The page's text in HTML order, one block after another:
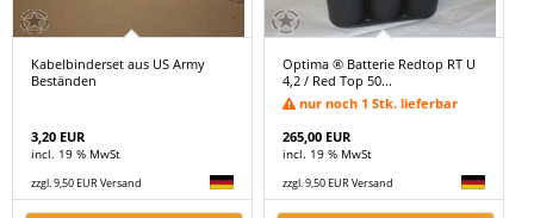
Kabelbinderset aus US Army
Beständen
3,20 EUR
incl. 19 % MwSt
zzgl. 9,50 EUR Versand
Optima ® Batterie Redtop RT U
4,2 / Red Top 50...
nur noch 1 Stk. lieferbar
265,00 EUR
incl. 19 % MwSt
zzgl. 9,50 EUR Versand